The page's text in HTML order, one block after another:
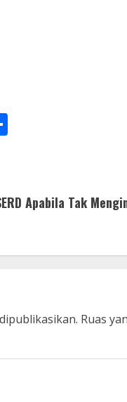
Apabila Tak
Ruas